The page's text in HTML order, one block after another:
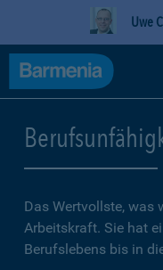
Uwe
Das Wertvollste, was
Arbeitskraft. Sie hat
Berufslebens bis in